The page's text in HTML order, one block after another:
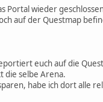
Portal wieder
auf der Questmap
euch auf die
die selbe Arena.
habe ich dort alle